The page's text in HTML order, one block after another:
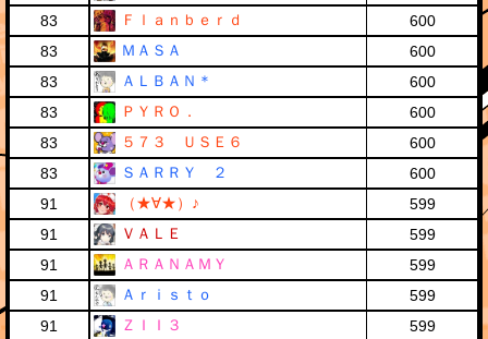
83
Ｆｌａｎｂｅｒｄ
600
83
ＭＡＳＡ
600
83
ＡＬＢＡＮ＊
600
83
ＰＹＲＯ．
600
83
５７３ ＵＳＥ６
600
83
ＳＡＲＲＹ ２
600
91
（★∀★）♪
599
91
ＶＡＬＥ
599
91
ＡＲＡＮＡＭＹ
599
91
Ａｒｉｓｔｏ
599
91
ＺＩＩ３
599